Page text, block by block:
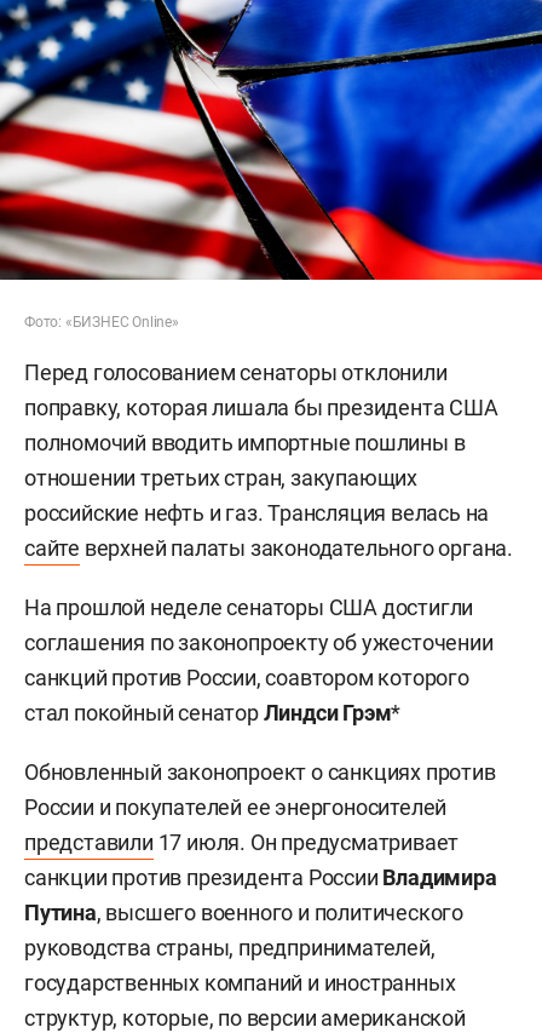
Фото: «БИЗНЕС Online»
Перед голосованием сенаторы отклонили
поправку, которая лишала бы президента США
полномочий вводить импортные пошлины в
отношении третьих стран, закупающих
российские нефть и газ. Трансляция велась на
сайте верхней палаты законодательного органа.
На прошлой неделе сенаторы США достигли
соглашения по законопроекту об ужесточении
санкций против России, соавтором которого
стал покойный сенаторЛиндси Грэм*
Обновленный законопроект о санкциях против
России и покупателей ее энергоносителей
представили 17 июля. Он предусматривает
санкции против президента России Владимира
Путина, высшего военного и политического
руководства страны, предпринимателей,
государственных компаний и иностранных
структур, которые, по версии американской